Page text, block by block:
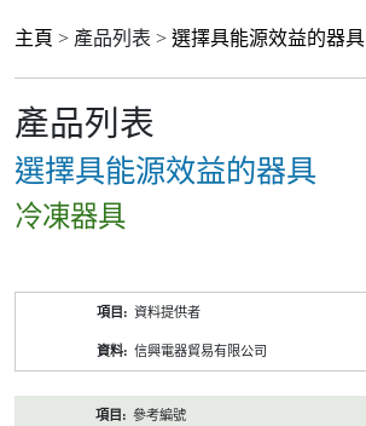
主頁 > 產品列表 > 選擇具能源效益的器具
產品列表
選擇具能源效益的器具
冷凍器具
資料提供者
信興電器貿易有限公司
參考編號